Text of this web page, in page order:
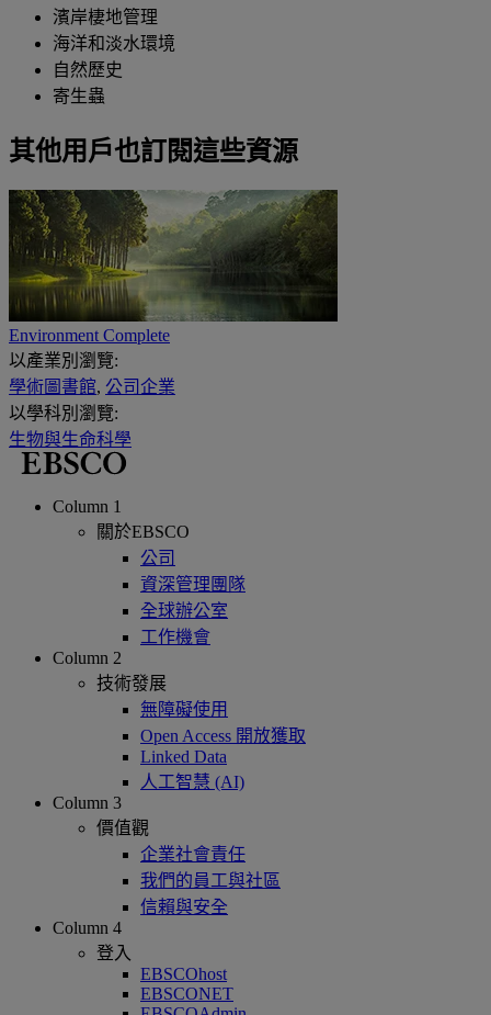
濱岸棲地管理
海洋和淡水環境
自然歷史
寄生蟲
其他用戶也訂閱這些資源
Environment Complete
以產業別瀏覽:
學術圖書館, 公司企業
以學科別瀏覽:
生物與生命科學
Column 1
關於EBSCO
公司
資深管理團隊
全球辦公室
工作機會
Column 2
技術發展
無障礙使用
Open Access 開放獲取
Linked Data
人工智慧 (AI)
Column 3
價值觀
企業社會責任
我們的員工與社區
信賴與安全
Column 4
登入
EBSCOhost
EBSCONET